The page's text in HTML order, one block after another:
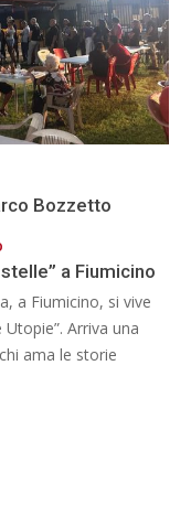
Bozzetto
a Fiumicino
a Fiumicino, si vive
Arriva una
ama le storie